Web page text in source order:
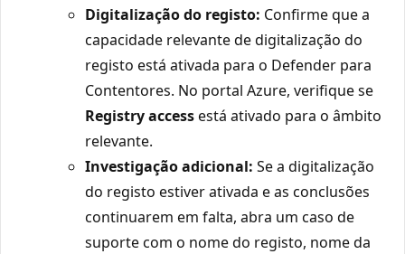
Digitalização do registo: Confirme que a
capacidade relevante de digitalização do
registo está ativada para o Defender para
Contentores. No portal Azure, verifique se
Registry accessestá ativado para o âmbito
relevante.
Investigação adicional: Se a digitalização
do registo estiver ativada e as conclusões
continuarem em falta, abra um caso de
suporte com o nome do registo, nome da